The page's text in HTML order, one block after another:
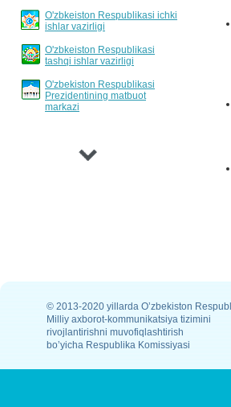
invertarizatsiyalash tartibi
O'zbkeiston Respublikasi ichki
ishlar vazirligi
O'zbkeiston Respublikasi
tashqi ishlar vazirligi
O'zbekiston Respublikasi
Prezidentining matbuot
markazi
›
© 2013-2020 yillarda O’zbekiston
Milliy axborot-kommunikatsiya tizimini
rivojlantirishni muvofiqlashtirish
bo’yicha Respublika Komissiyasi